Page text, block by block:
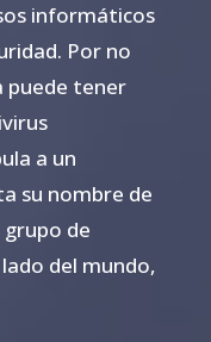
informáticos
Por no
puede tener
a un
su nombre de
de
del mundo,